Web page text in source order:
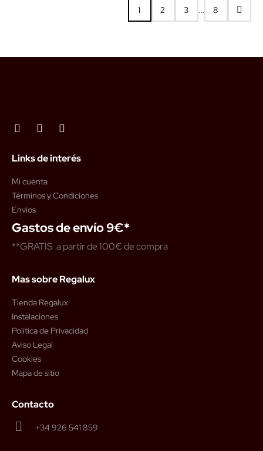
1 2 3 … 8
Links de interés
Mi cuenta
Términos y Condiciones
Envíos
Gastos de envío 9€*
**GRATIS a partir de 100€ de compra
Mas sobre Regalux
Tienda Regalux
Instalaciones
Política de Privacidad
Aviso Legal
Cookies
Mapa de sitio
Contacto
+34 926 541 859